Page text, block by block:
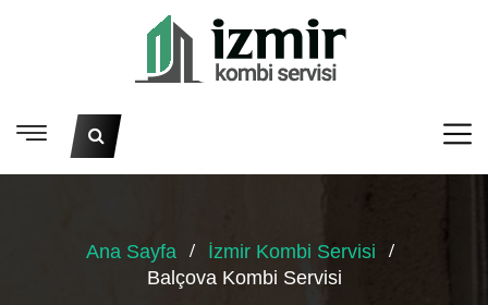
Ana Sayfa
İzmir Kombi Servisi
Balçova Kombi Servisi